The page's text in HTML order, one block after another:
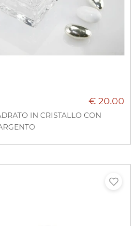
€ 20.00
IN CRISTALLO CON